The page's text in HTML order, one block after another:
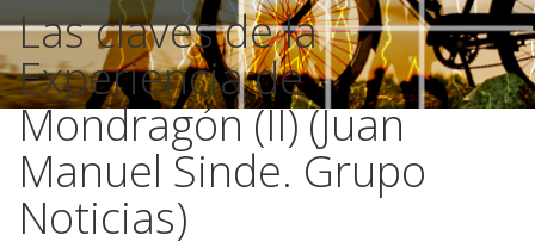
Las claves de la
Experiencia de
Mondragón (II) (Juan
Manuel Sinde. Grupo
Noticias)